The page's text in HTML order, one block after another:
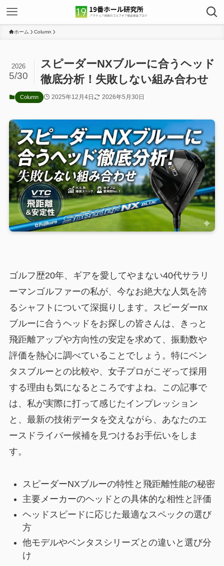
ホーム Column
スピーダーNXブルーに合うヘッド
徹底分析！失敗しない組み合わせ
2026
5/30
Column 2025年12月4日 2026年5月30日
ゴルフ歴20年、ギアを愛してやまない40代サラリ
ーマンゴルファーの私が、今なお絶大な人気を誇
るシャフトについて深掘りします。スピーダーnx
ブルーに合うヘッドをお探しの皆さんは、きっと
飛距離アップや方向性の安定を求めて、振動数や
評価を熱心に調べていることでしょう。特にベン
タスブルーとの比較や、女子プロがこぞって採用
する理由も気になるところですよね。この記事で
は、私が実際に打って感じたインプレッション
と、最新の技術データを交えながら、あなたのエ
ースドライバー候補を見つけるお手伝いをしま
す。
スピーダーNXブルーの特性と飛距離性能の秘密
主要メーカーのヘッドとの具体的な相性と評価
ヘッドスピードに応じた最適なスペックの選び
方
他モデルやベンタスシリーズとの違いと選び分
け